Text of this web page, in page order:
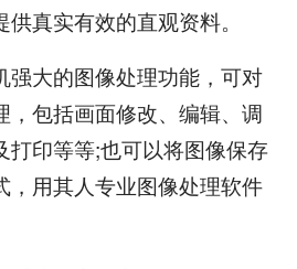
真实有效的直观资料。
大的图像处理功能，可对
，包括画面修改、编辑、调
打印等等;也可以将图像保存
，用其人专业图像处理软件